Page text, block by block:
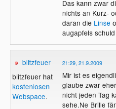
Das kann zwar
nichts an Kurz-
daran die Linse
augapfels
blitzfeuer
blitzfeuer hat
kostenlosen
Webspace.
21:29, 21.9.2009
Mir ist es
glaube zwar
nicht jeden Tag
sehe.Ne Brille